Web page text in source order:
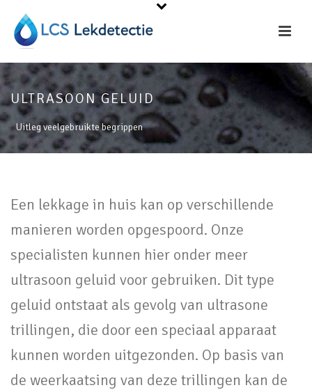
ULTRASOON GELUID
Uitleg veelgebruikte begrippen
Een lekkage in huis kan op verschillende
manieren worden opgespoord. Onze
specialisten kunnen hier onder meer
ultrasoon geluid voor gebruiken. Dit type
geluid ontstaat als gevolg van ultrasone
trillingen, die door een speciaal apparaat
kunnen worden uitgezonden. Op basis van
de weerkaatsing van deze trillingen kan de